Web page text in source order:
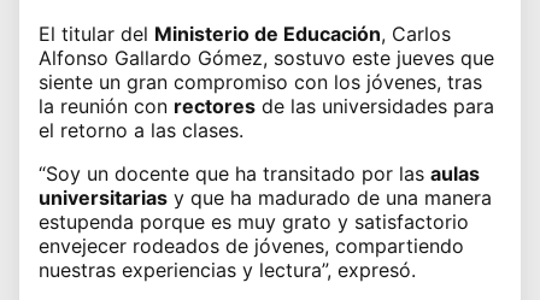
El titular del Ministerio de Educación, Carlos
Alfonso Gallardo Gómez, sostuvo este jueves que
siente un gran compromiso con los jóvenes, tras
la reunión con rectores de las universidades para
el retorno a las clases.
“Soy un docente que ha transitado por las aulas
universitarias y que ha madurado de una manera
estupenda porque es muy grato y satisfactorio
envejecer rodeados de jóvenes, compartiendo
nuestras experiencias y lectura”, expresó.